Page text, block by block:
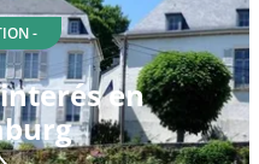
-
en